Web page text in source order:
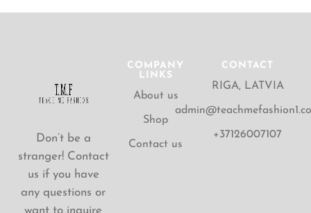
Don’t be a
stranger! Contact
us if you have
any questions or
COMPANY
LINKS
About us
Shop
Contact us
CONTACT
RIGA, LATVIA
+37126007107